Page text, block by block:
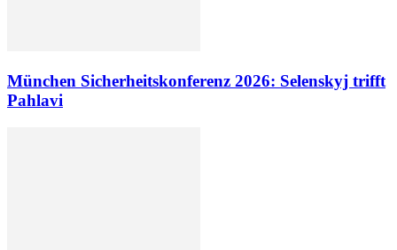
München Sicherheitskonferenz 2026: Selenskyj trifft
Pahlavi